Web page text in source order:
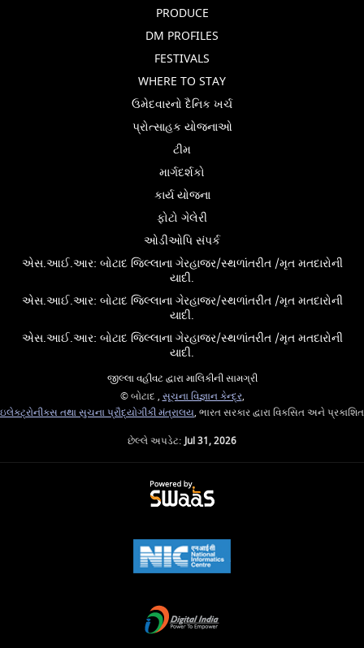
PRODUCE
DM PROFILES
FESTIVALS
WHERE TO STAY
ઉમેદવારનો દૈનિક ખર્ચ
પ્રોત્સાહક યોજનાઓ
ટીમ
માર્ગદર્શકો
કાર્ય યોજના
ફોટો ગેલેરી
ઓડીઓપિ સંપર્ક
એસ.આઈ.આર: બોટાદ જિલ્લાના ગેરહાજર/સ્થળાંતરીત /મૃત મતદારોની
યાદી.
એસ.આઈ.આર: બોટાદ જિલ્લાના ગેરહાજર/સ્થળાંતરીત /મૃત મતદારોની
યાદી.
એસ.આઈ.આર: બોટાદ જિલ્લાના ગેરહાજર/સ્થળાંતરીત /મૃત મતદારોની
યાદી.
જીલ્લા વહીવટ દ્વારા માલિકીની સામગ્રી
© બોટાદ , સૂચના વિજ્ઞાન કેન્દ્ર,
ઇલેક્ટ્રોનીક્સ તથા સુચના પ્રૌદ્યોગીકી મંત્રાલય, ભારત સરકાર દ્વારા વિકસિત અને પ્રકાશિત
છેલ્લે અપડેટ:Jul 31, 2026